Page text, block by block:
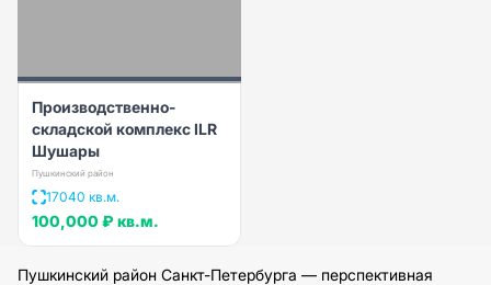
Производственно-
складской комплекс ILR
Шушары
Пушкинский район
17040 кв.м.
100,000 ₽ кв.м.
Пушкинский район Санкт-Петербурга — перспективная